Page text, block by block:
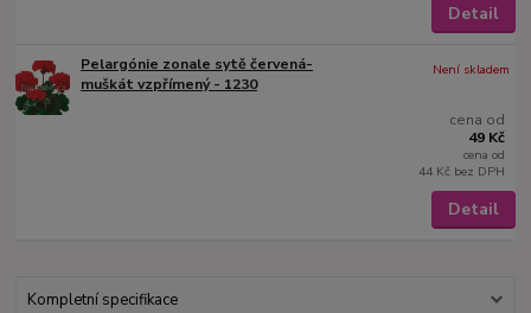
Detail
Pelargónie zonale sytě červená-
muškát vzpřímený - 1230
cena od
49 Kč
cena od
44 Kč bez DPH
Není skladem
Detail
Kompletní specifikace